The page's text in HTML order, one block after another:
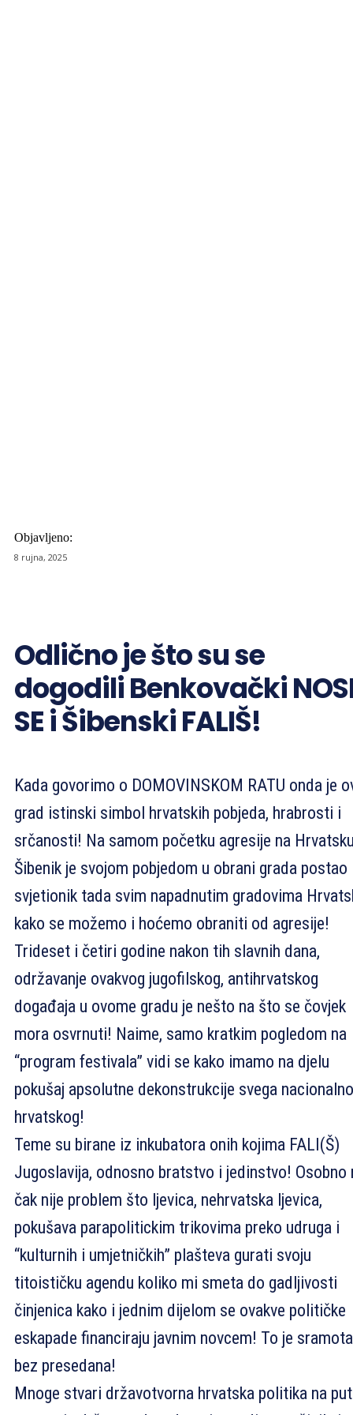
Objavljeno:
8 rujna, 2025
Odlično je što su se
dogodili Benkovački
SE i Šibenski FALIŠ!
Kada govorimo o DOMOVINSKOM RATU onda je
grad istinski simbol hrvatskih pobjeda, hrabrosti i
srčanosti! Na samom početku agresije na
Šibenik je svojom pobjedom u obrani grada postao
svjetionik tada svim napadnutim gradovima
kako se možemo i hoćemo obraniti od agresije!
Trideset i četiri godine nakon tih slavnih dana,
održavanje ovakvog jugofilskog, antihrvatskog
događaja u ovome gradu je nešto na što se čovjek
mora osvrnuti! Naime, samo kratkim pogledom na
“program festivala” vidi se kako imamo na djelu
pokušaj apsolutne dekonstrukcije svega
hrvatskog!
Teme su birane iz inkubatora onih kojima FALI(Š)
Jugoslavija, odnosno bratstvo i jedinstvo! Osobno
čak nije problem što ljevica, nehrvatska ljevica,
pokušava parapolitickim trikovima preko udruga i
“kulturnih i umjetničkih” plašteva gurati svoju
titoističku agendu koliko mi smeta do gadljivosti
činjenica kako i jednim dijelom se ovakve političke
eskapade financiraju javnim novcem! To je sramota
bez presedana!
Mnoge stvari državotvorna hrvatska politika na